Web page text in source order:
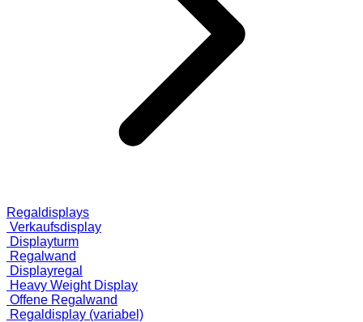
Regaldisplays
Verkaufsdisplay
Displayturm
Regalwand
Displayregal
Heavy Weight Display
Offene Regalwand
Regaldisplay (variabel)